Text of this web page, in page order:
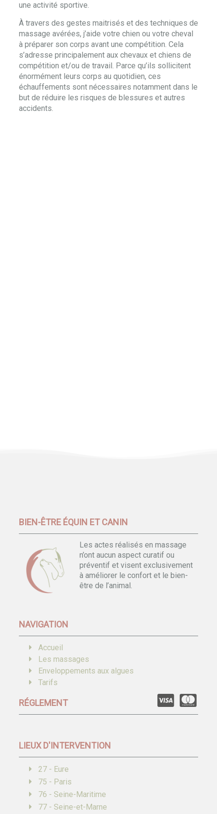
une activité sportive.
À travers des gestes maitrisés et des techniques de
massage avérées, j’aide votre chien ou votre cheval
à préparer son corps avant une compétition. Cela
s’adresse principalement aux chevaux et chiens de
compétition et/ou de travail. Parce qu’ils sollicitent
énormément leurs corps au quotidien, ces
échauffements sont nécessaires notamment dans le
but de réduire les risques de blessures et autres
accidents.
BIEN-ÊTRE ÉQUIN ET CANIN
Les actes réalisés en massage
n’ont aucun aspect curatif ou
préventif et visent exclusivement
à améliorer le confort et le bien-
être de l’animal.
NAVIGATION
Accueil
Les massages
Enveloppements aux algues
Tarifs
RÉGLEMENT
LIEUX D'INTERVENTION
27 - Eure
75 - Paris
76 - Seine-Maritime
77 - Seine-et-Marne